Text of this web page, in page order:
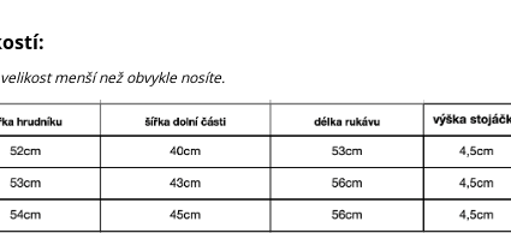
menší než obvyklenosíte.